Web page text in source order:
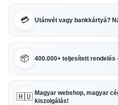
💳 Utánvét vagy bankkártyá?
📦 400.000+ teljesített
🇭🇺 Magyar webshop, magyar
kiszolgálás!